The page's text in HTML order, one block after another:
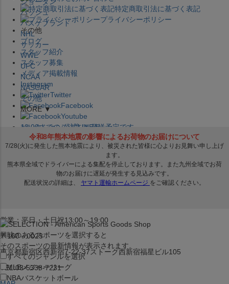
特定商取引法に基づく表記
プライバシーポリシー
その他
ブログ
スタッフ紹介
スタッフ募集
メディア掲載情報
Instagram
Twitter
Facebook
Youtube
セレクション公式LINE@
営業：平日・土日祝13:00～19:00
〒160－0023
東京都新宿区西新宿7-22-37ストーク西新宿福星ビル105
TEL:03-5338-7231
バッシュ
バスケブランド
NHL
サッカー
WWE
UFC
NCAA
NASCAR
その他
MORE ▼
12:00までのご注文は発送予定です。
在庫品は 1-3営業日内で発送!! ※お取寄せ商品は対象外
興味のあるスポーツを選択すると
そのスポーツの最新情報が表示されます。
すべてのジャンルを選択
MLBメジャーリーグ
NBAバスケットボール